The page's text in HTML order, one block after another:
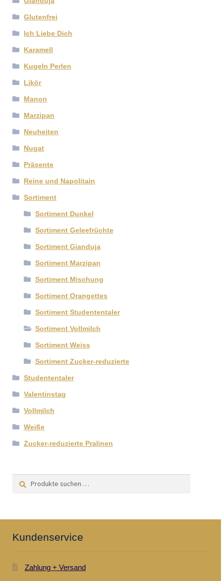
Glutenfrei
Ich Liebe Dich
Karamell
Kugeln Perlen
Likör
Manon
Marzipan
Neuheiten
Nugat
Präsente
Reine und Napolitain
Sortiment
Sortiment Dunkel
Sortiment Geleefrüchte
Sortiment Gianduja
Sortiment Marzipan
Sortiment Mischung
Sortiment Orangettes
Sortiment Studententaler
Sortiment Vollmilch
Sortiment Weiss
Sortiment Zucker-reduzierte
Studententaler
Valentinstag
Vollmilch
Weiße
Zucker-reduzierte Pralinen
Suchen
Suchen
Kundenservice
Zahlung + Versand